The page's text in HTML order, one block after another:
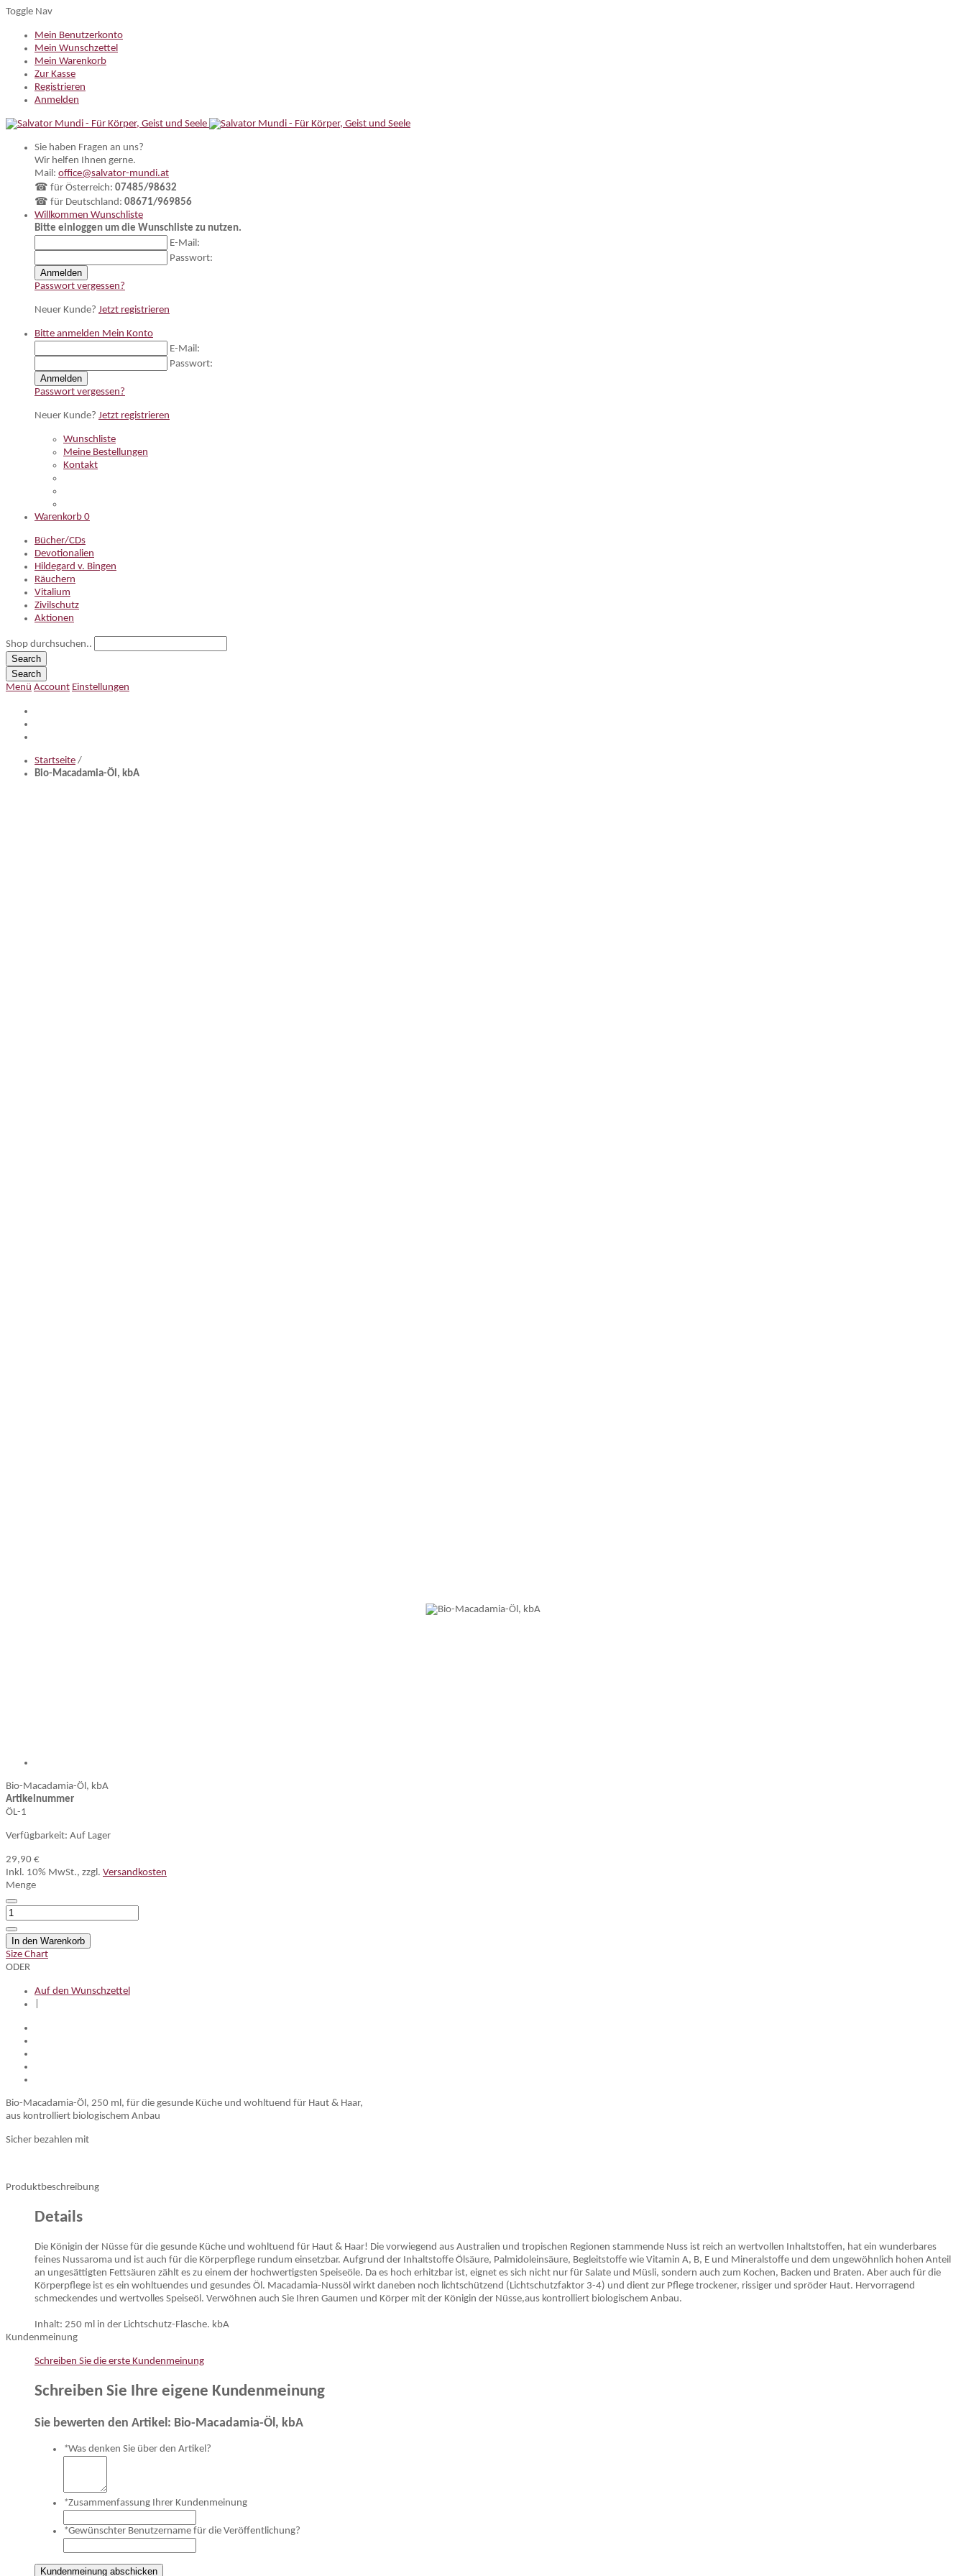
Toggle Nav
Mein Benutzerkonto
Mein Wunschzettel
Mein Warenkorb
Zur Kasse
Registrieren
Anmelden
Sie haben Fragen an uns?
Wir helfen Ihnen gerne.
Mail: office@salvator-mundi.at
☎ für Österreich: 07485/98632
☎ für Deutschland: 08671/969856
Willkommen Wunschliste
Bitte einloggen um die Wunschliste zu nutzen.
E-Mail:
Passwort:
Anmelden
Passwort vergessen?
Neuer Kunde? Jetzt registrieren
Bitte anmelden Mein Konto
E-Mail:
Passwort:
Anmelden
Passwort vergessen?
Neuer Kunde? Jetzt registrieren
Wunschliste
Meine Bestellungen
Kontakt
Warenkorb 0
Bücher/CDs
Devotionalien
Hildegard v. Bingen
Räuchern
Vitalium
Zivilschutz
Aktionen
Shop durchsuchen..
Search
Search
Menü Account Einstellungen
Startseite /
Bio-Macadamia-Öl, kbA
Bio-Macadamia-Öl, kbA
Artikelnummer
ÖL-1
Verfügbarkeit: Auf Lager
29,90 €
Inkl. 10% MwSt., zzgl. Versandkosten
Menge
In den Warenkorb
Size Chart
ODER
Auf den Wunschzettel
Bio-Macadamia-Öl, 250 ml, für die gesunde Küche und wohltuend für Haut & Haar,
aus kontrolliert biologischem Anbau
Sicher bezahlen mit
Produktbeschreibung
Details
Die Königin der Nüsse für die gesunde Küche und wohltuend für Haut & Haar! Die vorwiegend aus Australien und tropischen Regionen stammende Nuss ist reich an wertvollen Inhaltstoffen, hat ein wunderbares
feines Nussaroma und ist auch für die Körperpflege rundum einsetzbar. Aufgrund der Inhaltstoffe Ölsäure, Palmidoleinsäure, Begleitstoffe wie Vitamin A, B, E und Mineralstoffe und dem ungewöhnlich hohen Anteil
an ungesättigten Fettsäuren zählt es zu einem der hochwertigsten Speiseöle. Da es hoch erhitzbar ist, eignet es sich nicht nur für Salate und Müsli, sondern auch zum Kochen, Backen und Braten. Aber auch für die
Körperpflege ist es ein wohltuendes und gesundes Öl. Macadamia-Nussöl wirkt daneben noch lichtschützend (Lichtschutzfaktor 3-4) und dient zur Pflege trockener, rissiger und spröder Haut. Hervorragend
schmeckendes und wertvolles Speiseöl. Verwöhnen auch Sie Ihren Gaumen und Körper mit der Königin der Nüsse,aus kontrolliert biologischem Anbau.
Inhalt: 250 ml in der Lichtschutz-Flasche. kbA
Kundenmeinung
Schreiben Sie die erste Kundenmeinung
Schreiben Sie Ihre eigene Kundenmeinung
Sie bewerten den Artikel: Bio-Macadamia-Öl, kbA
*Was denken Sie über den Artikel?
*Zusammenfassung Ihrer Kundenmeinung
*Gewünschter Benutzername für die Veröffentlichung?
Kundenmeinung abschicken